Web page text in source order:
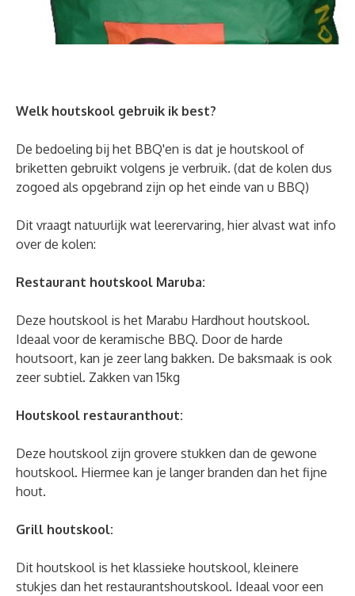
Welk houtskool gebruik ik best?
De bedoeling bij het BBQ'en is dat je houtskool of
briketten gebruikt volgens je verbruik. (dat de kolen dus
zogoed als opgebrand zijn op het einde van u BBQ)
Dit vraagt natuurlijk wat leerervaring, hier alvast wat info
over de kolen:
Restaurant houtskool Maruba:
Deze houtskool is het Marabu Hardhout houtskool.
Ideaal voor de keramische BBQ. Door de harde
houtsoort, kan je zeer lang bakken. De baksmaak is ook
zeer subtiel. Zakken van 15kg
Houtskool restauranthout:
Deze houtskool zijn grovere stukken dan de gewone
houtskool. Hiermee kan je langer branden dan het fijne
hout.
Grill houtskool:
Dit houtskool is het klassieke houtskool, kleinere
stukjes dan het restaurantshoutskool. Ideaal voor een